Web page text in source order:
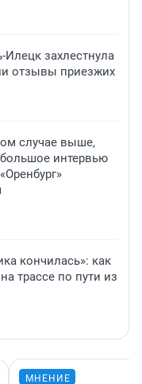
захлестнула
отзывы приезжих
случае выше,
интервью
кончилась»: как
трассе по пути из
МНЕНИЕ